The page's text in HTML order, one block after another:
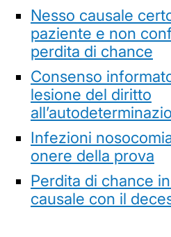
Nesso causale
paziente e non
perdita di chance
Consenso
lesione del diritto
Infezioni
onere della prova
Perdita di chance
causale con il